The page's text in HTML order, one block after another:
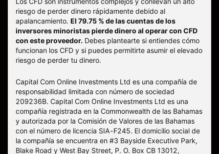
riesgo de perder dinero rápidamente debido al
apalancamiento. El 79.75 % de las cuentas de los
inversores minoristas pierde dinero al operar con CFD
con este proveedor. Debes plantearte si entiendes cómo
funcionan los CFD y si puedes permitirte asumir el elevado
riesgo de perder tu dinero.
Capital Com Online Investments Ltd es una compañía de
responsabilidad limitada con número de sociedad
209236B. Capital Com Online Investments Ltd es una
compañía registrada en la Commonwealth de las Bahamas
y autorizada por la Comisión de Valores de las Bahamas
con el número de licencia SIA-F245. El domicilio social de
la compañía se encuentra en #3 Bayside Executive Park,
Blake Road y West Bay Street, P. O. Box CB 13012,